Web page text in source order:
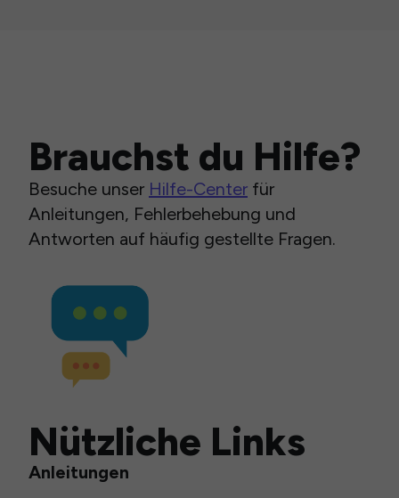
Brauchst du Hilfe?
Besuche unser Hilfe-Center für
Anleitungen, Fehlerbehebung und
Antworten auf häufig gestellte Fragen.
Nützliche Links
Anleitungen